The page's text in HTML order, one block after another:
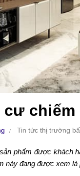
cư
Tin tức thị trường
phẩm được khách
đang được xem